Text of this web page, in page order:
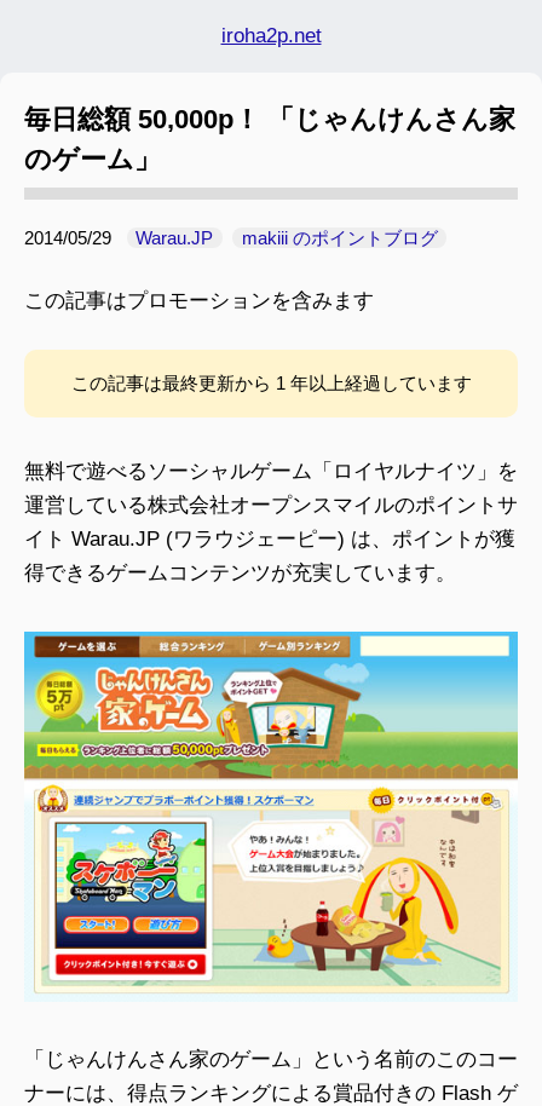
毎日総額 50,000p！ 「じゃんけんさん家
のゲーム」
2014/05/29 Warau.JP makiii のポイントブログ
この記事はプロモーションを含みます
この記事は最終更新から 1 年以上経過しています
無料で遊べるソーシャルゲーム「ロイヤルナイツ」を
運営している株式会社オープンスマイルのポイントサ
イト Warau.JP (ワラウジェーピー) は、ポイントが獲
得できるゲームコンテンツが充実しています。
「じゃんけんさん家のゲーム」という名前のこのコー
ナーには、得点ランキングによる賞品付きの Flash ゲ
iroha2p.net